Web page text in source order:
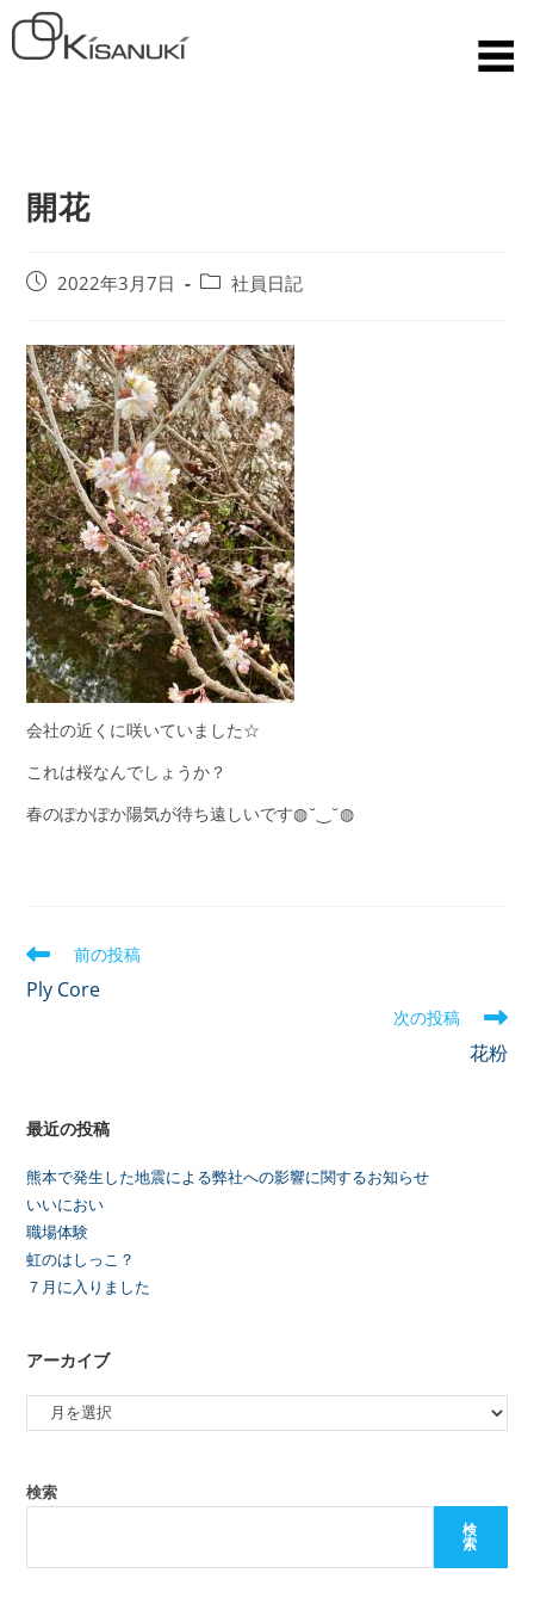
開花
2022年3月7日 社員日記
会社の近くに咲いていました☆
これは桜なんでしょうか？
春のぽかぽか陽気が待ち遠しいです◍˘‿˘◍
前の投稿
Ply Core
次の投稿
花粉
最近の投稿
熊本で発生した地震による弊社への影響に関するお知らせ
いいにおい
職場体験
虹のはしっこ？
７月に入りました
アーカイブ
検索
検
索